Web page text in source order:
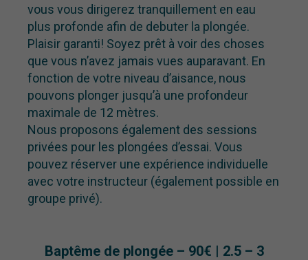
vous vous dirigerez tranquillement en eau
plus profonde afin de debuter la plongée.
Plaisir garanti! Soyez prêt à voir des choses
que vous n’avez jamais vues auparavant. En
fonction de votre niveau d’aisance, nous
pouvons plonger jusqu’à une profondeur
maximale de 12 mètres.
Nous proposons également des sessions
privées pour les plongées d’essai. Vous
pouvez réserver une expérience individuelle
avec votre instructeur (également possible en
groupe privé).
Baptême de plongée – 90€ | 2.5 – 3